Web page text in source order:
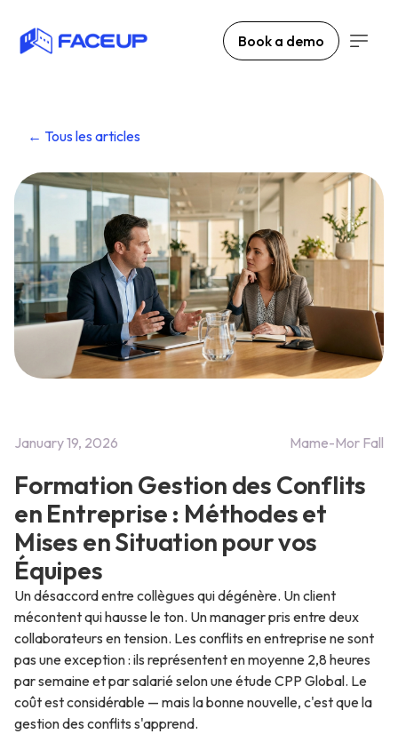
Book a demo
← Tous les articles
January 19, 2026 Mame-Mor Fall
Formation Gestion des Conflits
en Entreprise : Méthodes et
Mises en Situation pour vos
Équipes
Un désaccord entre collègues qui dégénère. Un client
mécontent qui hausse le ton. Un manager pris entre deux
collaborateurs en tension. Les conflits en entreprise ne sont
pas une exception : ils représentent en moyenne 2,8 heures
par semaine et par salarié selon une étude CPP Global. Le
coût est considérable — mais la bonne nouvelle, c'est que la
gestion des conflits s'apprend.